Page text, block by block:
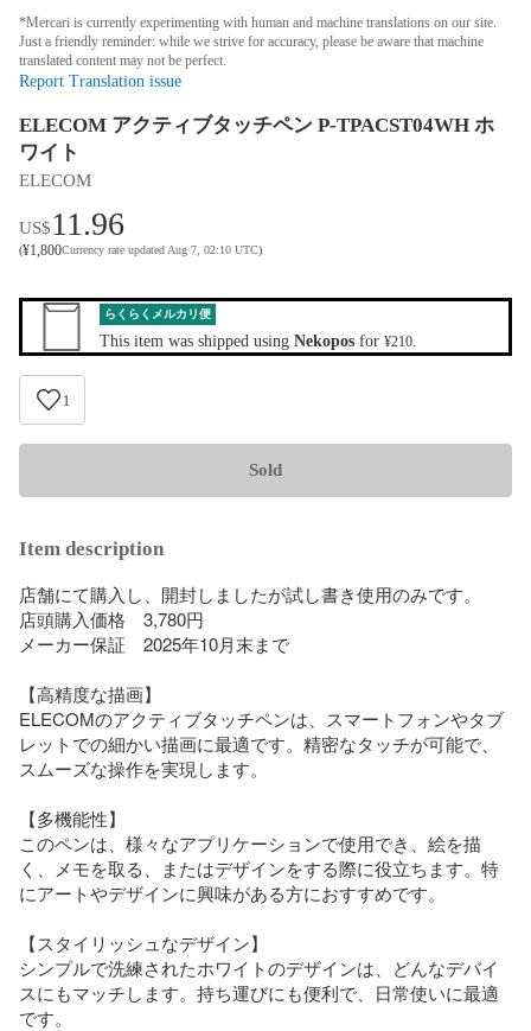
*Mercari is currently experimenting with human and machine translations on our site.
Just a friendly reminder: while we strive for accuracy, please be aware that machine
translated content may not be perfect.
Report Translation issue
ELECOM アクティブタッチペン P-TPACST04WH ホ
ワイト
ELECOM
US$11.96
(¥1,800Currency rate updated Aug 7, 02:10 UTC)
らくらくメルカリ便
This item was shipped using Nekopos for ¥210
1
Sold
Item description
店舗にて購入し、開封しましたが試し書き使用のみです。
店頭購入価格　3,780円
メーカー保証　2025年10月末まで
【高精度な描画】
ELECOMのアクティブタッチペンは、スマートフォンやタブ
レットでの細かい描画に最適です。精密なタッチが可能で、
スムーズな操作を実現します。
【多機能性】
このペンは、様々なアプリケーションで使用でき、絵を描
く、メモを取る、またはデザインをする際に役立ちます。特
にアートやデザインに興味がある方におすすめです。
【スタイリッシュなデザイン】
シンプルで洗練されたホワイトのデザインは、どんなデバイ
スにもマッチします。持ち運びにも便利で、日常使いに最適
です。